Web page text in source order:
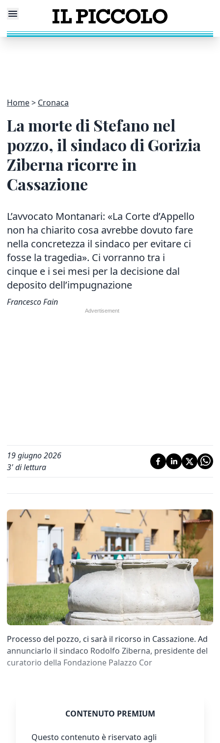
Home Cronaca
La morte di Stefano nel
pozzo, il sindaco di Gorizia
Ziberna ricorre in
Cassazione
L’avvocato Montanari: «La Corte d’Appello
non ha chiarito cosa avrebbe dovuto fare
nella concretezza il sindaco per evitare ci
fosse la tragedia». Ci vorranno tra i
cinque e i sei mesi per la decisione dal
deposito dell’impugnazione
Francesco Fain
19 giugno 2026
3' di lettura
Processo del pozzo, ci sarà il ricorso in Cassazione. Ad
annunciarlo il sindaco Rodolfo Ziberna, presidente del
curatorio della Fondazione Palazzo Cor
CONTENUTO PREMIUM
Questo contenuto è riservato agli